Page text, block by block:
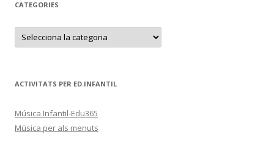
CATEGORIES
C
t
r
i
ACTIVITATS PER ED.INFANTIL
Música Infantil-Edu365
Música per als menuts